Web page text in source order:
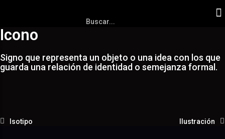
Icono
Signo que representa un objeto o una idea con los que
guarda una relación de identidad o semejanza formal.
Isotipo Ilustración